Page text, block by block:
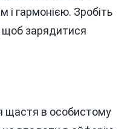
і гармонією. Зробіть
зарядитися
щастя в особистому